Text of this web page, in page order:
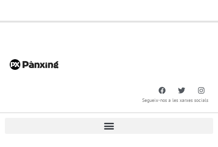
Segueix-nos a les xarxes socials